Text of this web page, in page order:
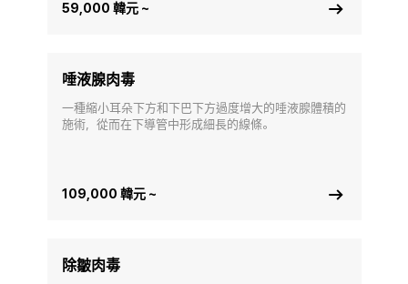
59,000 韓元 ~
唾液腺肉毒
一種縮小耳朵下方和下巴下方過度增大的唾液腺體積的
施術，從而在下導管中形成細長的線條。
109,000 韓元 ~
除皺肉毒